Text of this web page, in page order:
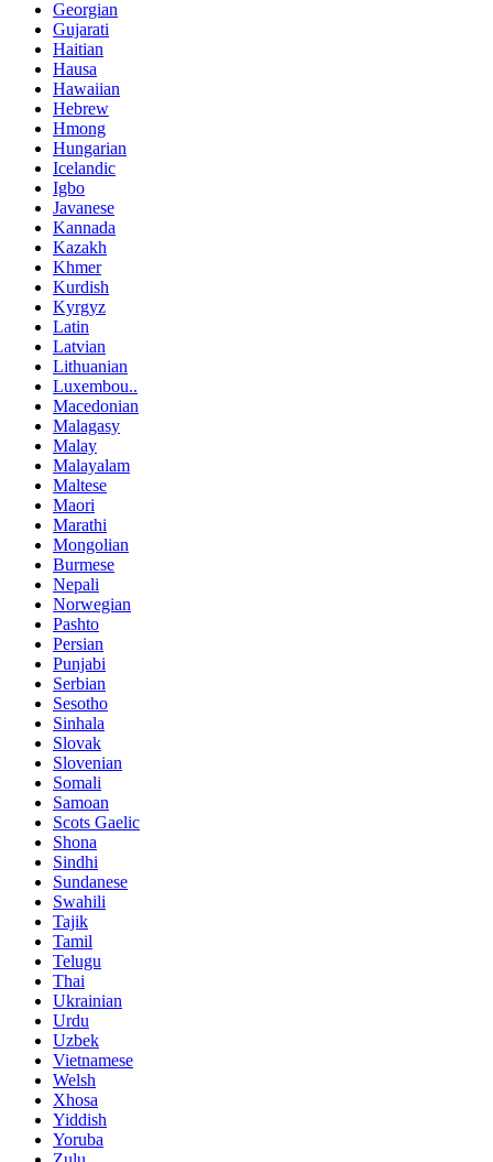
Georgian
Gujarati
Haitian
Hausa
Hawaiian
Hebrew
Hmong
Hungarian
Icelandic
Igbo
Javanese
Kannada
Kazakh
Khmer
Kurdish
Kyrgyz
Latin
Latvian
Lithuanian
Luxembou..
Macedonian
Malagasy
Malay
Malayalam
Maltese
Maori
Marathi
Mongolian
Burmese
Nepali
Norwegian
Pashto
Persian
Punjabi
Serbian
Sesotho
Sinhala
Slovak
Slovenian
Somali
Samoan
Scots Gaelic
Shona
Sindhi
Sundanese
Swahili
Tajik
Tamil
Telugu
Thai
Ukrainian
Urdu
Uzbek
Vietnamese
Welsh
Xhosa
Yiddish
Yoruba